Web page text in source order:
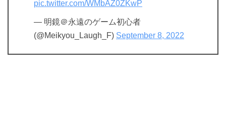
pic.twitter.com/WMbAZ0ZKwP
— 明鏡＠永遠のゲーム初心者
(@Meikyou_Laugh_F) September 8, 2022